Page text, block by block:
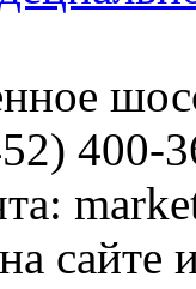
400-
сайте